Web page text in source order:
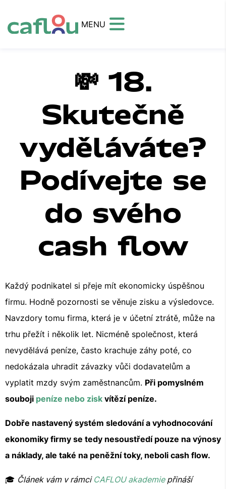
MENU
💸 18.
Skutečně
vyděláváte?
Podívejte se
do svého
cash flow
Každý podnikatel si přeje mít ekonomicky úspěšnou
firmu. Hodně pozornosti se věnuje zisku a výsledovce.
Navzdory tomu firma, která je v účetní ztrátě, může na
trhu přežít i několik let. Nicméně společnost, která
nevydělává peníze, často krachuje záhy poté, co
nedokázala uhradit závazky vůči dodavatelům a
vyplatit mzdy svým zaměstnancům. Při pomyslném
souboji peníze nebo zisk vítězí peníze.
Dobře nastavený systém sledování a vyhodnocování
ekonomiky firmy se tedy nesoustředí pouze na výnosy
a náklady, ale také na peněžní toky, neboli cash flow.
🎓 Článek vám v rámci CAFLOU akademiepřináší